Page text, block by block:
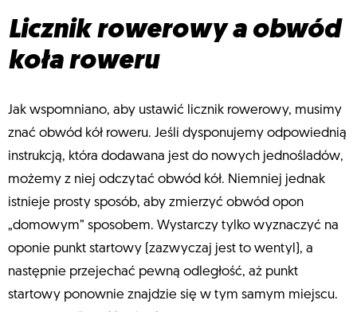
Licznik rowerowy a obwód
koła roweru
Jak wspomniano, aby ustawić licznik rowerowy, musimy
znać obwód kół roweru. Jeśli dysponujemy odpowiednią
instrukcją, która dodawana jest do nowych jednośladów,
możemy z niej odczytać obwód kół. Niemniej jednak
istnieje prosty sposób, aby zmierzyć obwód opon
„domowym” sposobem. Wystarczy tylko wyznaczyć na
oponie punkt startowy (zazwyczaj jest to wentyl), a
następnie przejechać pewną odległość, aż punkt
startowy ponownie znajdzie się w tym samym miejscu.